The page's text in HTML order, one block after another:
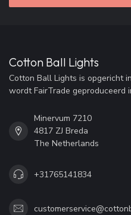
Cotton Ball Lights
Cotton Ball Lights is opgericht
wordt FairTrade geproduceerd
Minervum 7210
4817 ZJ Breda
The Netherlands
+31765141834